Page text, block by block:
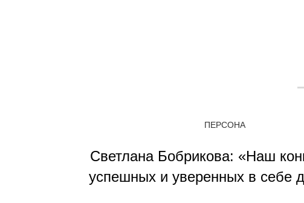
ПЕРСОНА
Светлана Бобрикова: «Наш
успешных и уверенных в себе